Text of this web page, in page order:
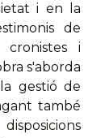
i en la
de
i
s'aborda
gestió de
també